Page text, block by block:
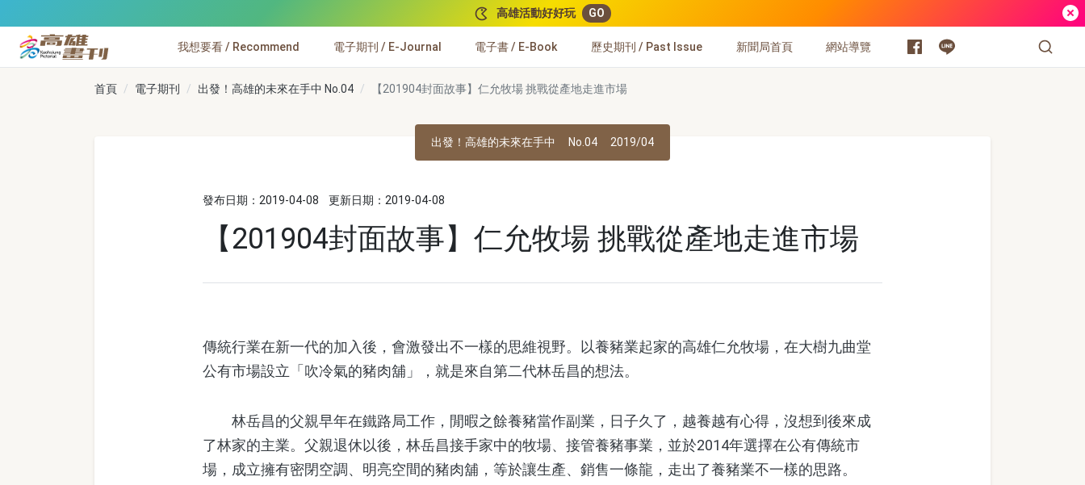
高雄活動好好玩 GO
高雄畫刊
我想要看 / Recommend 電子期刊 / E-Journal 電子書 / E-Book 歷史期刊 / Past Issue 新聞局首頁 網站導覽
首頁 電子期刊 出發！高雄的未來在手中 No.04 【201904封面故事】仁允牧場 挑戰從產地走進市場
出發！高雄的未來在手中 No.04 2019/04
發布日期：2019-04-08 更新日期：2019-04-08
【201904封面故事】仁允牧場 挑戰從產地走進市場
傳統行業在新一代的加入後，會激發出不一樣的思維視野。以養豬業起家的高雄仁允牧場，在大樹九曲堂
公有市場設立「吹冷氣的豬肉舖」，就是來自第二代林岳昌的想法。
林岳昌的父親早年在鐵路局工作，閒暇之餘養豬當作副業，日子久了，越養越有心得，沒想到後來成
了林家的主業。父親退休以後，林岳昌接手家中的牧場、接管養豬事業，並於2014年選擇在公有傳統市
場，成立擁有密閉空調、明亮空間的豬肉舖，等於讓生產、銷售一條龍，走出了養豬業不一樣的思路。